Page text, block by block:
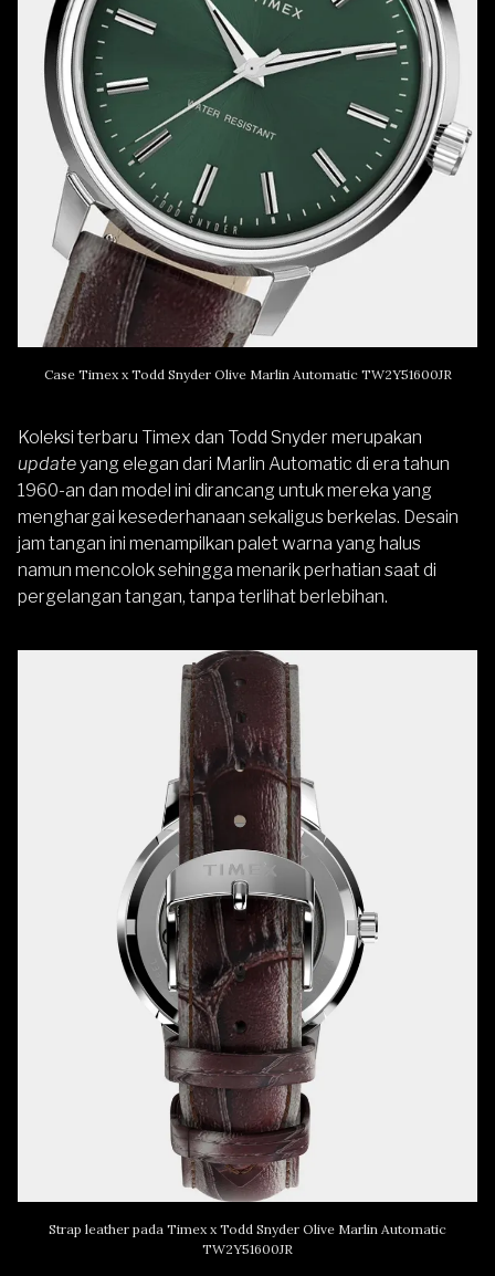
Case Timex x Todd Snyder Olive Marlin Automatic TW2Y51600JR
Koleksi terbaru Timex dan Todd Snyder merupakan
updateyang elegan dari Marlin Automatic di era tahun
1960-an dan model ini dirancang untuk mereka yang
menghargai kesederhanaan sekaligus berkelas. Desain
jam tangan ini menampilkan palet warna yang halus
namun mencolok sehingga menarik perhatian saat di
pergelangan tangan, tanpa terlihat berlebihan.
Strap leather pada Timex x Todd Snyder Olive Marlin Automatic
TW2Y51600JR